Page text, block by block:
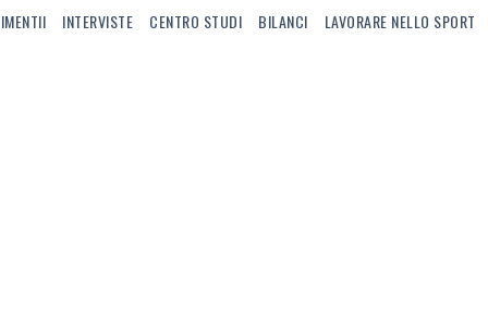
INTERVISTE CENTRO STUDI BILANCI LAVORARE NELLO SPORT